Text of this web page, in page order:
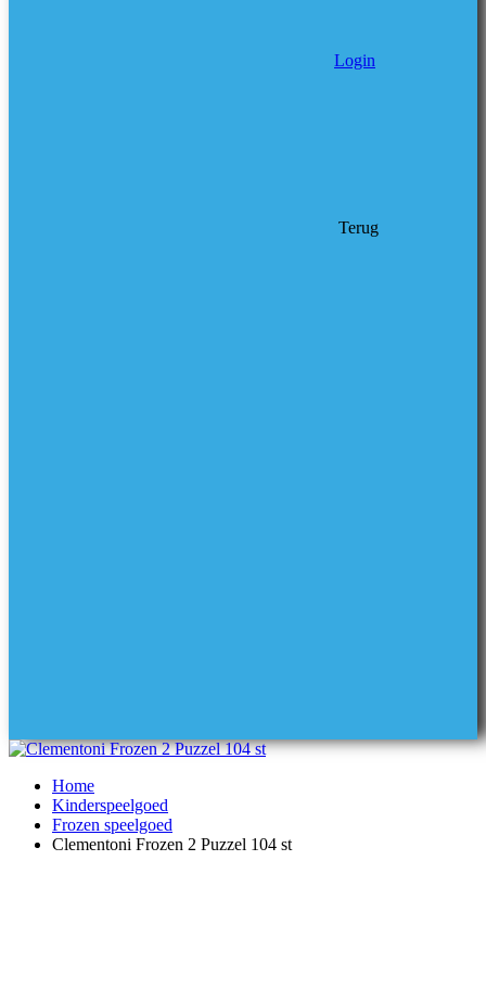
Login
Terug
Home
Kinderspeelgoed
Frozen speelgoed
Clementoni Frozen 2 Puzzel 104 st